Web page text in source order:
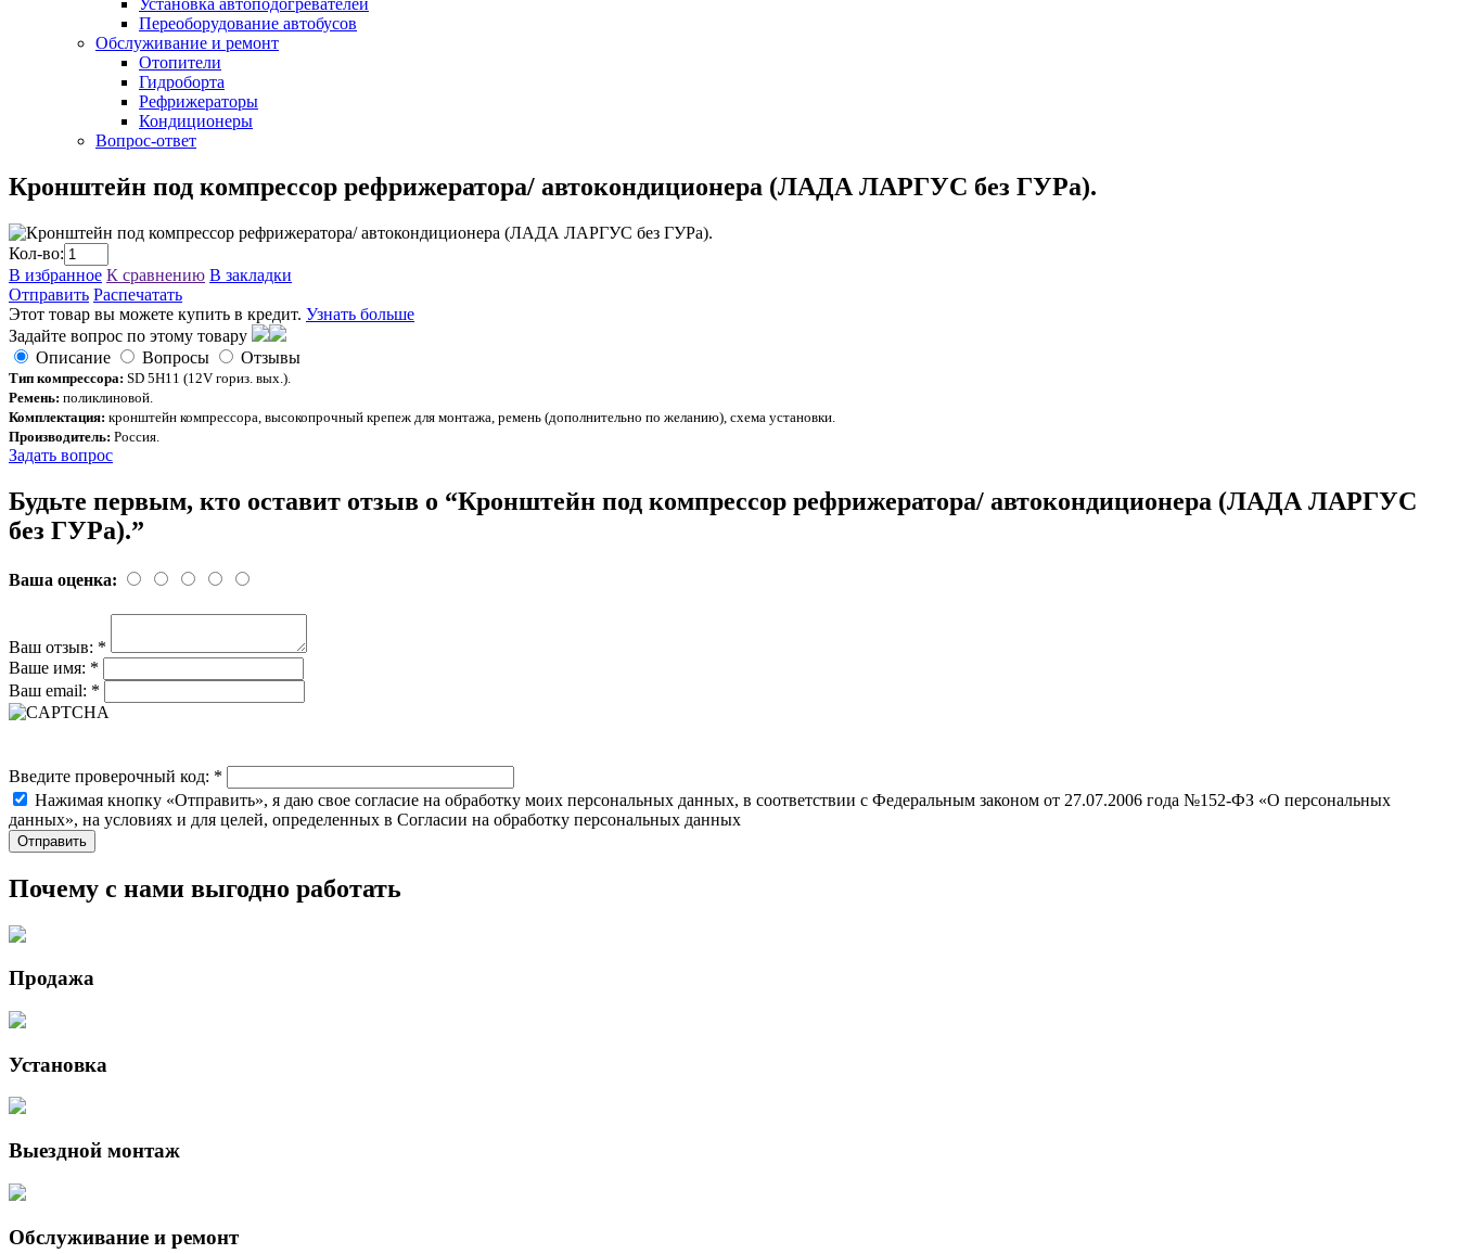
Установка автоподогревателей
Переоборудование автобусов
Обслуживание и ремонт
Отопители
Гидроборта
Рефрижераторы
Кондиционеры
Вопрос-ответ
Кронштейн под компрессор рефрижератора/ автокондиционера (ЛАДА ЛАРГУС без ГУРа).
Кол-во:
В избранное К сравнению В закладки
Отправить Распечатать
Этот товар вы можете купить в кредит. Узнать больше
Задайте вопрос по этому товару
Описание
Вопросы Отзывы
Тип компрессора: SD 5H11 (12V гориз. вых.).
Ремень: поликлиновой.
Комплектация: кронштейн компрессора, высокопрочный крепеж для монтажа, ремень (дополнительно по желанию), схема установки.
Производитель: Россия.
Задать вопрос
Будьте первым, кто оставит отзыв о “Кронштейн под компрессор рефрижератора/ автокондиционера (ЛАДА ЛАРГУС
без ГУРа).”
Ваша оценка:
Ваш отзыв: *
Ваше имя: *
Ваш email: *
Введите проверочный код: *
Нажимая кнопку «Отправить», я даю свое согласие на обработку моих персональных данных, в соответствии с Федеральным законом от 27.07.2006 года №152-ФЗ «О персональных
данных», на условиях и для целей, определенных в Согласии на обработку персональных данных
Почему с нами выгодно работать
Продажа
Установка
Выездной монтаж
Обслуживание и ремонт